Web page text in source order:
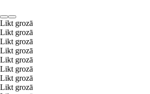
Likt grozā
Likt grozā
Likt grozā
Likt grozā
Likt grozā
Likt grozā
Likt grozā
Likt grozā